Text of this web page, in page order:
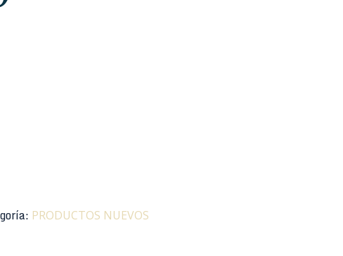
PRODUCTOS NUEVOS